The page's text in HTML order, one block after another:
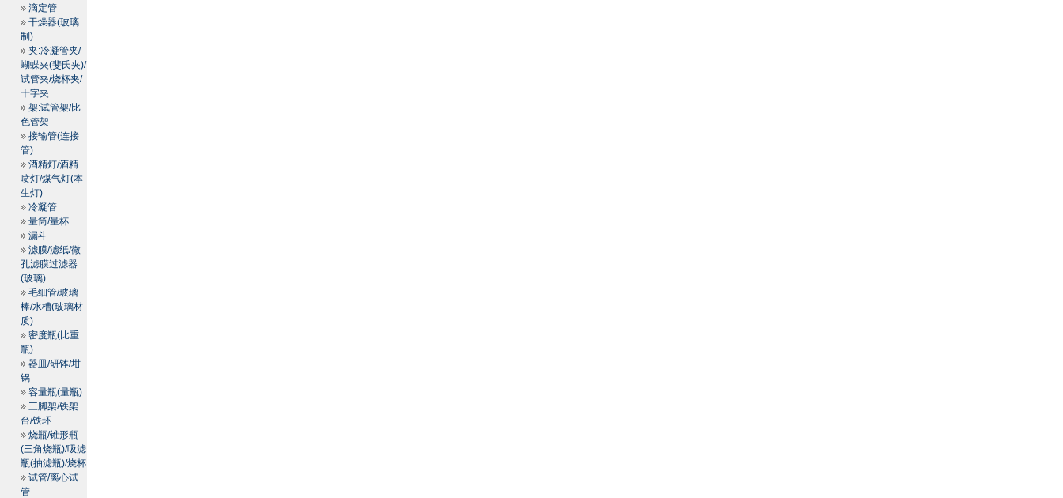
滴定管
干燥器(玻璃
制)
夹:冷凝管夹/
蝴蝶夹(斐氏夹)/
试管夹/烧杯夹/
十字夹
架:试管架/比
色管架
接输管(连接
管)
酒精灯/酒精
喷灯/煤气灯(本
生灯)
冷凝管
量筒/量杯
漏斗
滤膜/滤纸/微
孔滤膜过滤器
(玻璃)
毛细管/玻璃
棒/水槽(玻璃材
质)
密度瓶(比重
瓶)
器皿/研钵/坩
锅
容量瓶(量瓶)
三脚架/铁架
台/铁环
烧瓶/锥形瓶
(三角烧瓶)/吸滤
瓶(抽滤瓶)/烧杯
试管/离心试
管